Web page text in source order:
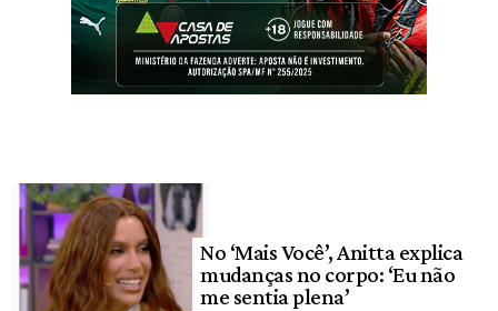
No ‘Mais Você’, Anitta explica
mudanças no corpo: ‘Eu não
me sentia plena’